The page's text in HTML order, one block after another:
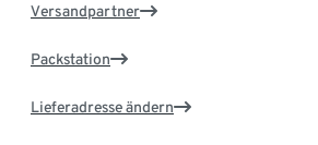
Versandpartner
Packstation
Lieferadresse ändern